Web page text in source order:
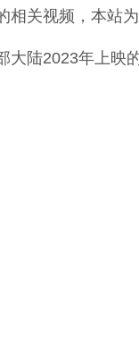
相关视频，本站
大陆2023年上映